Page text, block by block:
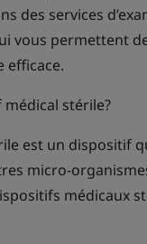
des services
vous permettent
efficace.
médical stérile?
est un dispositif
micro-
médicaux